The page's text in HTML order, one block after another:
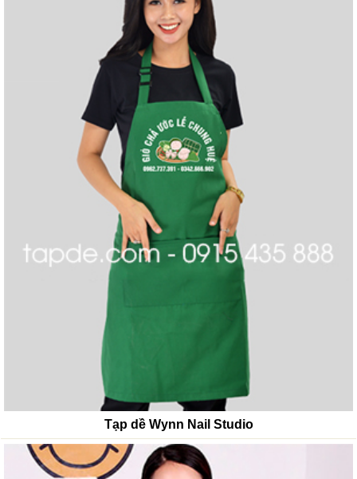
Tạp dề Wynn Nail Studio